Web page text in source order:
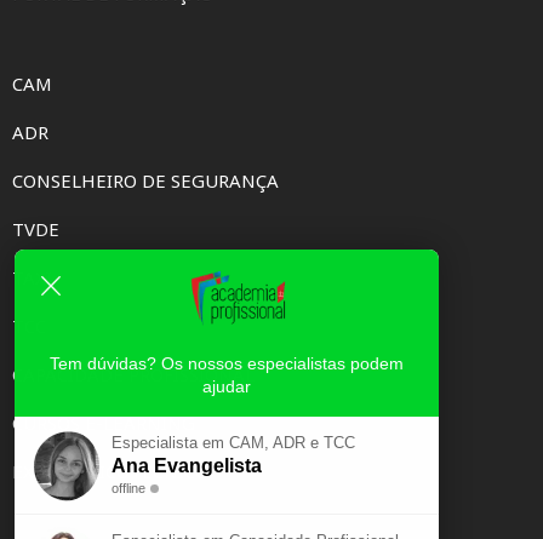
CAM
ADR
CONSELHEIRO DE SEGURANÇA
TVDE
TAXI
TCC
CAPACIDADE PROFISSIONAL
CURSOS E-LEARNING
EXAME PSICOTÉCNICO
Tem dúvidas? Os nossos especialistas podem
ajudar
Especialista em CAM, ADR e TCC
Ana Evangelista
offline